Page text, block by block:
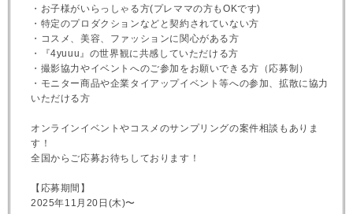
・お子様がいらっしゃる方(プレママの方もOKです)
・特定のプロダクションなどと契約されていない方
・コスメ、美容、ファッションに関心がある方
・『4yuuu』の世界観に共感していただける方
・撮影協力やイベントへのご参加をお願いできる方（応募制）
・モニター商品や企業タイアップイベント等への参加、拡散に協力
いただける方
オンラインイベントやコスメのサンプリングの案件相談もありま
す！
全国からご応募お待ちしております！
【応募期間】
2025年11月20日(木)〜